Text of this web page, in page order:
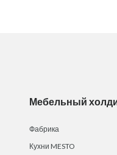
Мебельный
Фабрика
Кухни MESTO